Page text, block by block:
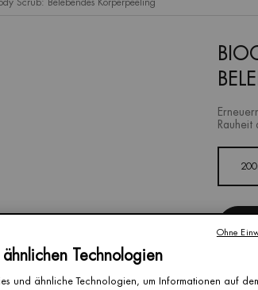
Scrub: Belebendes Körperpeeling
Rauheit
,
Technologien
und ähnliche Technologien, um Informationen auf
Ohne